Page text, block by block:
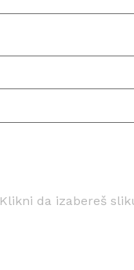
Klikni da izabereš